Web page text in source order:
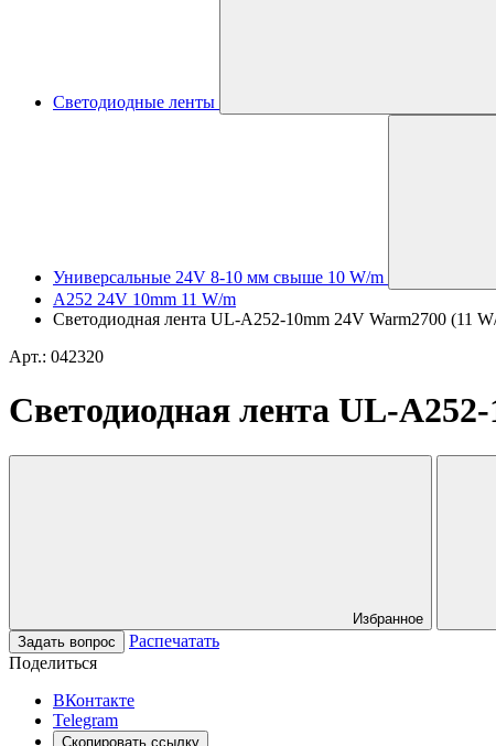
Светодиодные ленты
Универсальные 24V 8-10 мм свыше 10 W/m
A252 24V 10mm 11 W/m
Светодиодная лента UL-A252-10mm 24V Warm2700 (11
Арт.: 042320
Светодиодная лента UL-
Избранное
Задать вопрос
Распечатать
Поделиться
ВКонтакте
Telegram
Скопировать ссылку